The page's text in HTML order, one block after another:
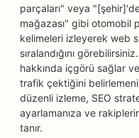
parçaları" veya
mağazası" gibi otomobil
kelimeleri izleyerek web
sıralandığını
hakkında içgörü sağlar
trafik çektiğini
düzenli izleme, SEO
ayarlamanıza ve
tanır.